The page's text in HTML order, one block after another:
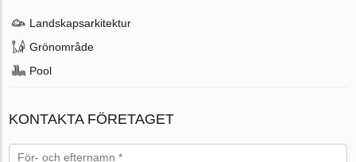
Landskapsarkitektur
Grönområde
Pool
KONTAKTA FÖRETAGET